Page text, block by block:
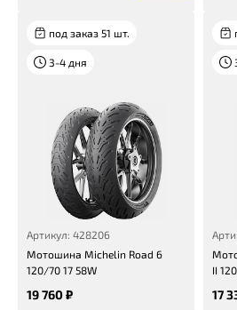
под заказ 51 шт.
3-4 дня
Артикул: 428206
Мотошина Michelin Road 6
120/70 17 58W
19 760 ₽
II
17